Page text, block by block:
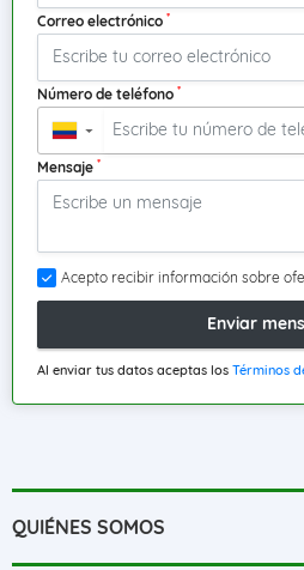
Correo electrónico *
Número de teléfono *
▼
Mensaje *
Acepto recibir información sobre
Enviar
Al enviar tus datos aceptas los Términos
QUIÉNES SOMOS